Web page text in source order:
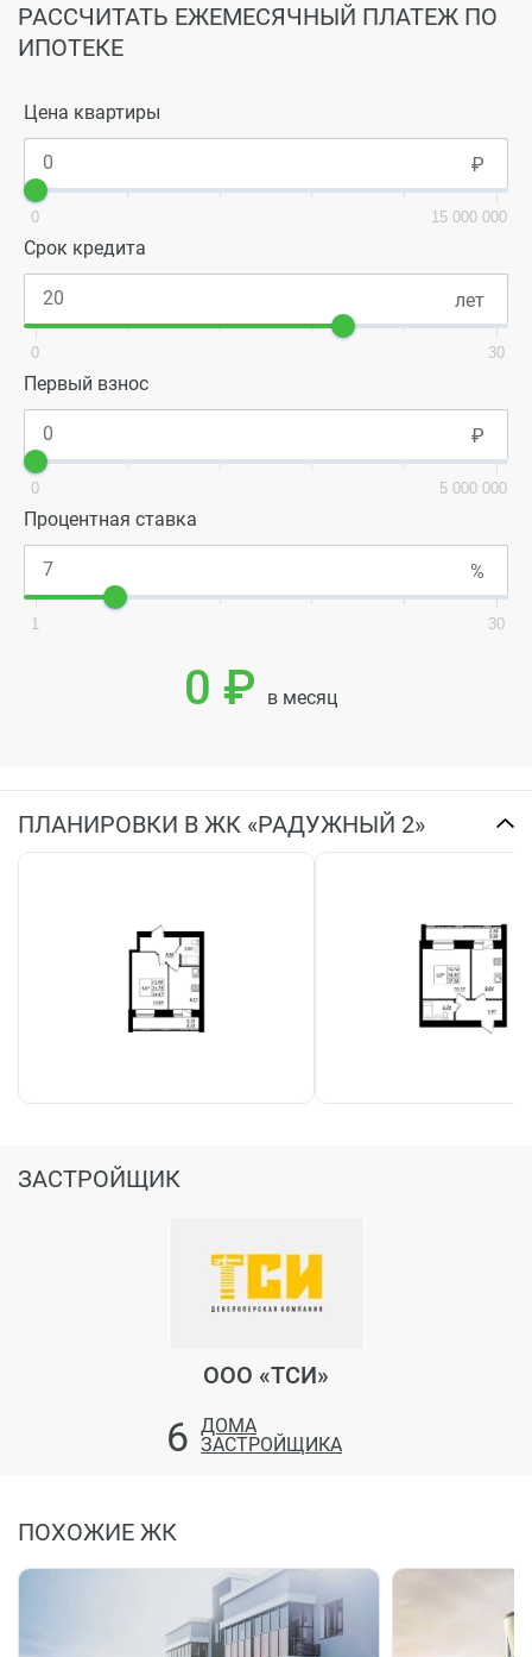
РАССЧИТАТЬ ЕЖЕМЕСЯЧНЫЙ ПЛАТЕЖ ПО
ИПОТЕКЕ
Цена квартиры
0 15 000 000
Срок кредита
0 30
Первый взнос
0 5 000 000
Процентная ставка
1 30
0 ₽ в месяц
ПЛАНИРОВКИ В ЖК «РАДУЖНЫЙ 2»
ЗАСТРОЙЩИК
ООО «ТСИ»
6 ДОМА
ЗАСТРОЙЩИКА
ПОХОЖИЕ ЖК